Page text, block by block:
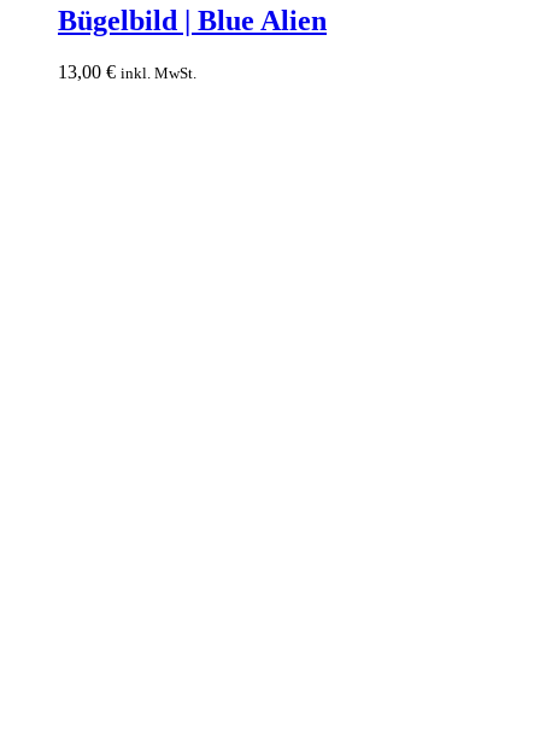
|
Blue
Bügelbild | Blue Alien
13,00 € inkl. MwSt.